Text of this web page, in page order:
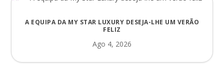
A EQUIPA DA MY STAR LUXURY DESEJA-LHE UM VERÃO
FELIZ
Ago 4, 2026